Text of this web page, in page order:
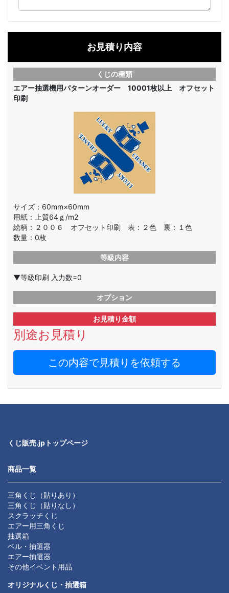
お見積り内容
くじの種類
エアー抽選機用パターンオーダー 10001枚以上 オフセット
印刷
サイズ：60mm×60mm
用紙：上質64ｇ/m2
絵柄： ２００６ オフセット印刷 表：２色 裏：１色
数量： 0枚
等級内容
▼等級印刷 入力数=0
オプション
お見積り金額
別途お見積り
この内容で見積りを依頼する
くじ販売.jpトップページ
商品一覧
三角くじ（貼りあり）
三角くじ（貼りなし）
スクラッチくじ
エアー用三角くじ
抽選箱
ベル・抽選器
エアー抽選器
その他イベント用品
オリジナルくじ・抽選箱